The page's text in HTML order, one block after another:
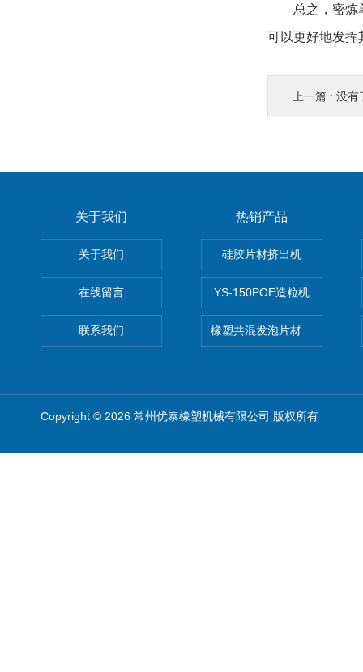
总之，密炼单
可以更好地发挥
上一篇 : 没有
关于我们
关于我们
在线留言
联系我们
热销产品
硅胶片材挤出机
YS-150POE造粒机
橡塑共混发泡片材挤出机 废
Copyright © 2026 常州优泰橡塑机械有限公司 版权所有